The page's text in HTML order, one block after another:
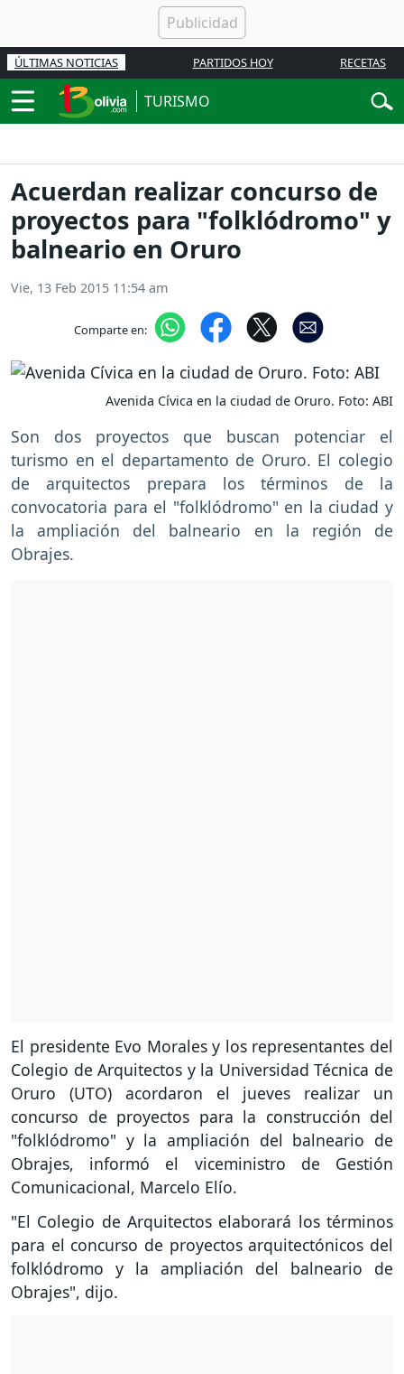
ÚLTIMAS NOTICIAS PARTIDOS HOY RECETAS
TURISMO
Acuerdan realizar concurso de
proyectos para "folklódromo" y
balneario en Oruro
Vie, 13 Feb 2015 11:54 am
Comparte en:
Avenida Cívica en la ciudad de Oruro. Foto: ABI
Son dos proyectos que buscan potenciar el
turismo en el departamento de Oruro. El colegio
de arquitectos prepara los términos de la
convocatoria para el "folklódromo" en la ciudad y
la ampliación del balneario en la región de
Obrajes.
El presidente Evo Morales y los representantes del
Colegio de Arquitectos y la Universidad Técnica de
Oruro (UTO) acordaron el jueves realizar un
concurso de proyectos para la construcción del
"folklódromo" y la ampliación del balneario de
Obrajes, informó el viceministro de Gestión
Comunicacional, Marcelo Elío.
"El Colegio de Arquitectos elaborará los términos
para el concurso de proyectos arquitectónicos del
folklódromo y la ampliación del balneario de
Obrajes", dijo.